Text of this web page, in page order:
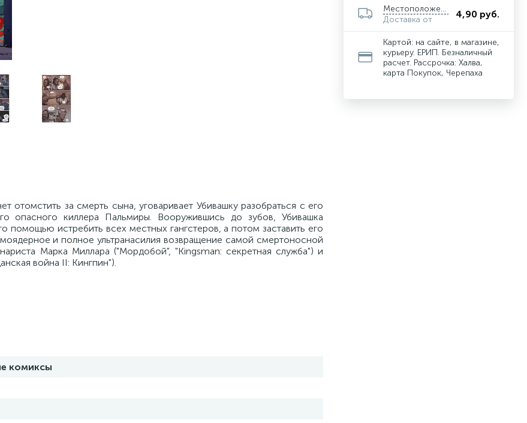
отомстить за смерть сына, уговаривает Убивашку разобраться с его
опасного киллера Пальмиры. Вооружившись до зубов, Убивашка
истребить всех местных гангстеров, а потом заставить его
и полное ультранасилия возвращение самой смертоносной
Марка Миллара ("Мордобой", "Kingsman: секретная служба") и
война II: Кингпин").
комиксы
Местоположение
Доставка от
4,90 руб.
Картой: на сайте, в магазине,
курьеру. ЕРИП. Безналичный
расчет. Рассрочка: Халва,
карта Покупок, Черепаха